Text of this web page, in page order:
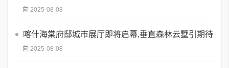
2025-08-08
喀什海棠府邸城市展厅即将启幕,垂直森林云墅引期待
2025-08-08